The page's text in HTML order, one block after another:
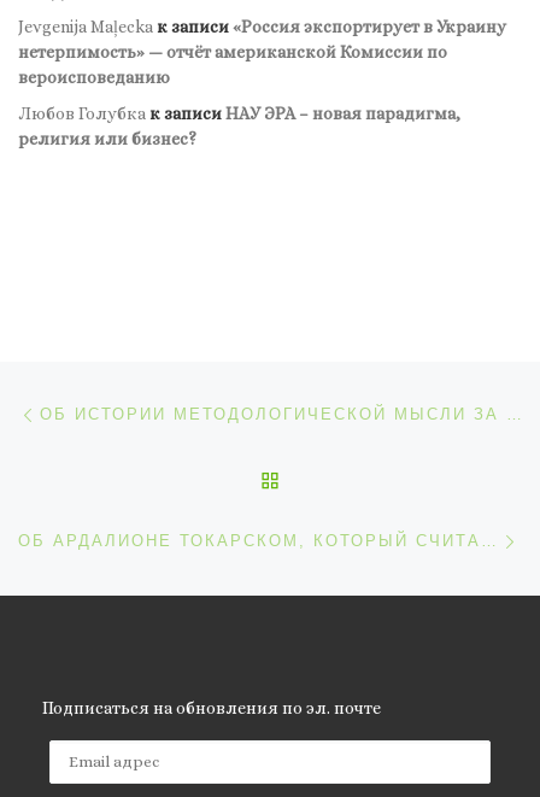
Jevgenija Maļeckaк записи«Россия экспортирует в Украину
нетерпимость» — отчёт американской Комиссии по
вероисповеданию
Любов Голубка к записиНАУ ЭРА – новая парадигма,
религия или бизнес?
ОБ ИСТОРИИ МЕТОДОЛОГИЧЕСКОЙ МЫСЛИ ЗА НЕСКОЛЬКО МИНУТ
ОБ АРДАЛИОНЕ ТОКАРСКОМ, КОТОРЫЙ СЧИТАЛ ГЛУПОСТЬ ПСИХИАТРИЧЕСКИМ ЗАБОЛЕВАНИЕМ
Подписаться на обновления по эл. почте